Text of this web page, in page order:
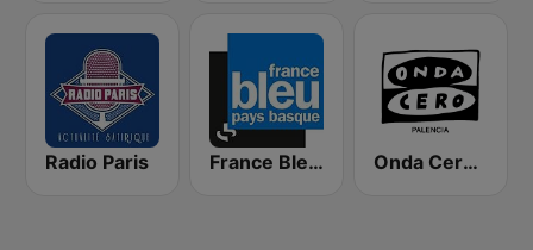
Radio Paris France Bleu Pays Basque Onda Cero Palencia